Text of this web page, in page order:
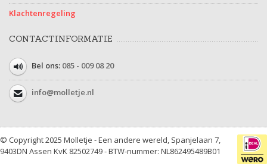
Klachtenregeling
CONTACTINFORMATIE
Bel ons: 085 - 009 08 20
info@molletje.nl
© Copyright 2025 Molletje - Een andere wereld, Spanjelaan 7,
9403DN Assen KvK 82502749 - BTW-nummer: NL862495489B01